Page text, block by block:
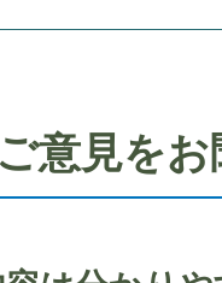
意見を